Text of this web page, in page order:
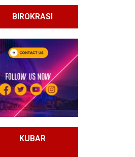
BIROKRASI
KUBAR